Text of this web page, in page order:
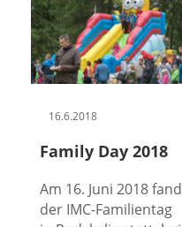
16.6.2018
Family Day 2018
Am 16. Juni 2018 fand
der IMC-Familientag